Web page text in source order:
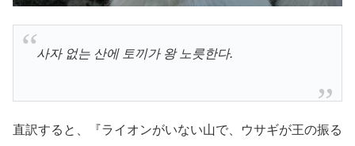
사자 없는 산에 토끼가 왕 노릇한다.
直訳すると、『ライオンがいない山で、ウサギが王の振る